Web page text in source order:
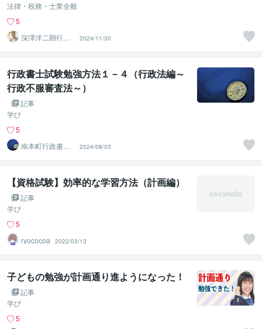
法律・税務・士業全般
5
深澤洋二朗行政
書士
2024/11/30
行政書士試験勉強方法１－４（行政法編～
行政不服審査法～）
記事
学び
5
南本町行政書士
事務所
2024/08/03
【資格試験】効率的な学習方法（計画編）
記事
学び
5
ryococoa
2022/03/13
子どもの勉強が計画通り進ようになった！
記事
学び
5